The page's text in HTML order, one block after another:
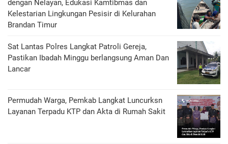
dengan Nelayan, Edukasi Kamtibmas dan
Kelestarian Lingkungan Pesisir di Kelurahan
Brandan Timur
Sat Lantas Polres Langkat Patroli Gereja,
Pastikan Ibadah Minggu berlangsung Aman Dan
Lancar
Permudah Warga, Pemkab Langkat Luncurksn
Layanan Terpadu KTP dan Akta di Rumah Sakit